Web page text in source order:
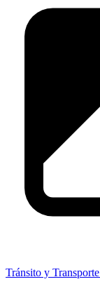
Tránsito y Transporte